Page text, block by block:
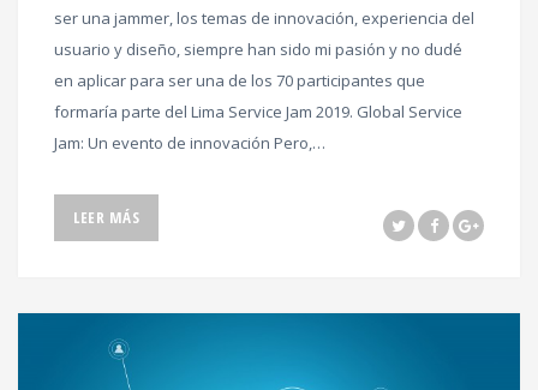
ser una jammer, los temas de innovación, experiencia del
usuario y diseño, siempre han sido mi pasión y no dudé
en aplicar para ser una de los 70 participantes que
formaría parte del Lima Service Jam 2019. Global Service
Jam: Un evento de innovación Pero,…
LEER MÁS